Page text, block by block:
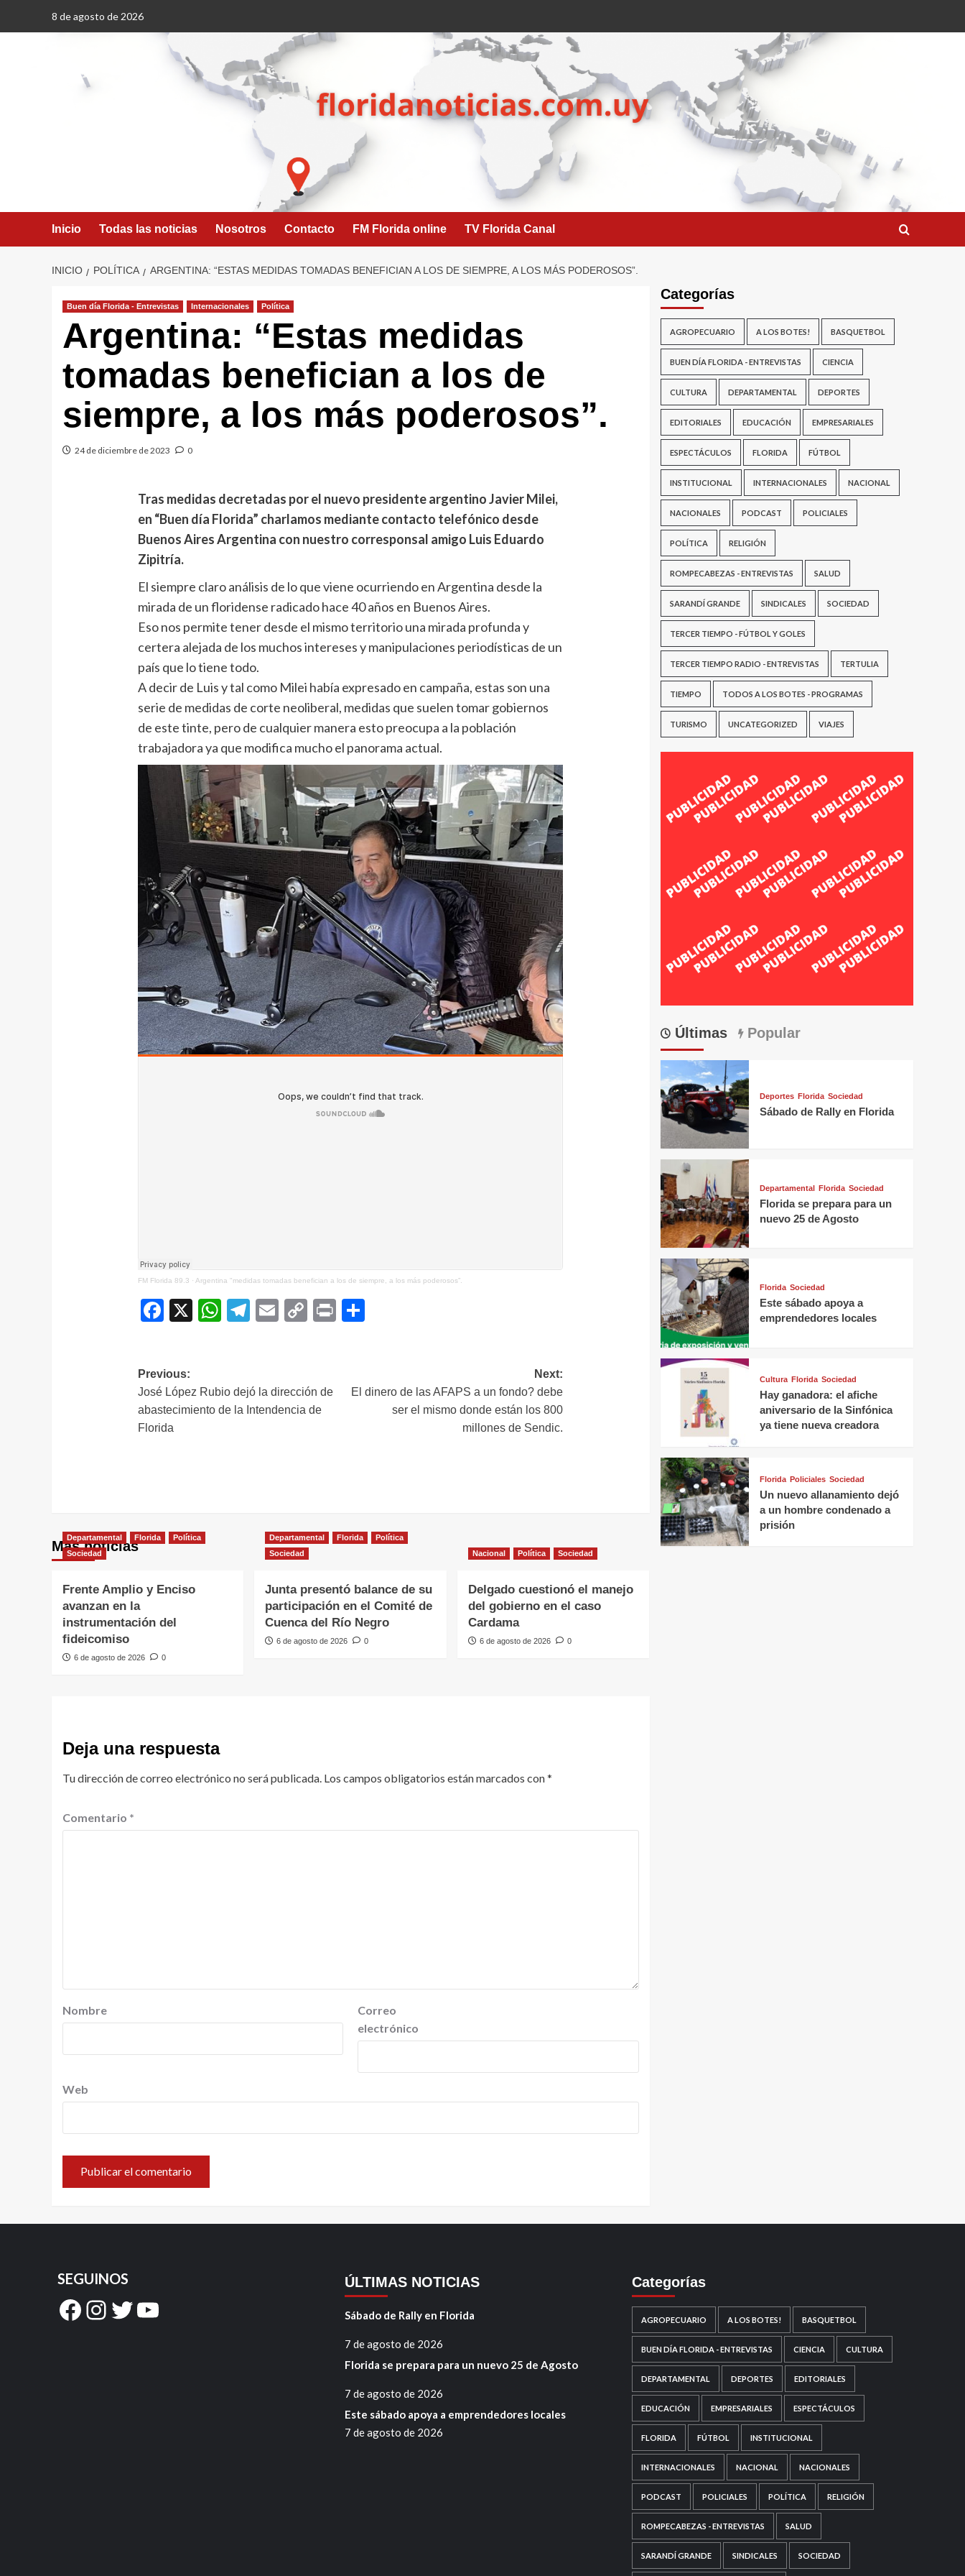
8 de agosto de 2026
Inicio Todas las noticias Nosotros Contacto FM Florida online TV Florida Canal
INICIO POLÍTICA ARGENTINA: “ESTAS MEDIDAS TOMADAS BENEFICIAN A LOS DE SIEMPRE, A LOS MÁS PODEROSOS”.
Buen día Florida - Entrevistas Internacionales Política
Argentina: “Estas medidas
tomadas benefician a los de
siempre, a los más poderosos”.
24 de diciembre de 2023 0
Tras medidas decretadas por el nuevo presidente argentino Javier Milei,
en “Buen día Florida” charlamos mediante contacto telefónico desde
Buenos Aires Argentina con nuestro corresponsal amigo Luis Eduardo
Zipitría.
El siempre claro análisis de lo que viene ocurriendo en Argentina desde la
mirada de un floridense radicado hace 40 años en Buenos Aires.
Eso nos permite tener desde el mismo territorio una mirada profunda y
certera alejada de los muchos intereses y manipulaciones periodísticas de un
país que lo tiene todo.
A decir de Luis y tal como Milei había expresado en campaña, estas son una
serie de medidas de corte neoliberal, medidas que suelen tomar gobiernos
de este tinte, pero de cualquier manera esto preocupa a la población
trabajadora ya que modifica mucho el panorama actual.
FM Florida 89.3 · Argentina "medidas tomadas benefician a los de siempre, a los más poderosos”.
Facebook
X WhatsApp
Telegram
EmailCopyPrint
Navegación
de
entradas
Previous:
José López Rubio dejó la dirección de
abastecimiento de la Intendencia de
Florida
Next:
El dinero de las AFAPS a un fondo? debe
ser el mismo donde están los 800
millones de Sendic.
Más noticias
Departamental Florida
Política
Sociedad
Frente Amplio y Enciso
avanzan en la
instrumentación del
fideicomiso
6 de agosto de 2026 0
Departamental Florida
Política
Sociedad
Junta presentó balance de su
participación en el Comité de
Cuenca del Río Negro
6 de agosto de 2026 0
Nacional Política Sociedad
Delgado cuestionó el manejo
del gobierno en el caso
Cardama
6 de agosto de 2026 0
Deja una respuesta
Tu dirección de correo electrónico no será publicada. Los campos obligatorios están marcados con*
Comentario *
Nombre
Correo
electrónico
Web
Categorías
AGROPECUARIO A LOS BOTES! BASQUETBOL
BUEN DÍA FLORIDA - ENTREVISTAS CIENCIA
CULTURA DEPARTAMENTAL DEPORTES
EDITORIALES EDUCACIÓN EMPRESARIALES
ESPECTÁCULOS FLORIDA FÚTBOL
INSTITUCIONAL INTERNACIONALES NACIONAL
NACIONALES PODCAST POLICIALES
POLÍTICA RELIGIÓN
ROMPECABEZAS - ENTREVISTAS SALUD
SARANDÍ GRANDE SINDICALES SOCIEDAD
TERCER TIEMPO - FÚTBOL Y GOLES
TERCER TIEMPO RADIO - ENTREVISTAS TERTULIA
TIEMPO TODOS A LOS BOTES - PROGRAMAS
TURISMO UNCATEGORIZED VIAJES
Últimas Popular
Deportes Florida Sociedad
Sábado de Rally en Florida
Departamental Florida Sociedad
Florida se prepara para un
nuevo 25 de Agosto
Florida Sociedad
Este sábado apoya a
emprendedores locales
Cultura Florida Sociedad
Hay ganadora: el afiche
aniversario de la Sinfónica
ya tiene nueva creadora
Florida Policiales Sociedad
Un nuevo allanamiento dejó
a un hombre condenado a
prisión
SEGUINOS
Facebook
Instagram
Twitter
YouTube
ÚLTIMAS NOTICIAS
Sábado de Rally en Florida
7 de agosto de 2026
Florida se prepara para un nuevo 25 de Agosto
7 de agosto de 2026
Este sábado apoya a emprendedores locales
7 de agosto de 2026
Categorías
AGROPECUARIO A LOS BOTES! BASQUETBOL
BUEN DÍA FLORIDA - ENTREVISTAS CIENCIA CULTURA
DEPARTAMENTAL DEPORTES EDITORIALES
EDUCACIÓN EMPRESARIALES ESPECTÁCULOS
FLORIDA FÚTBOL INSTITUCIONAL
INTERNACIONALES NACIONAL NACIONALES
PODCAST POLICIALES POLÍTICA RELIGIÓN
ROMPECABEZAS - ENTREVISTAS SALUD
SARANDÍ GRANDE SINDICALES SOCIEDAD